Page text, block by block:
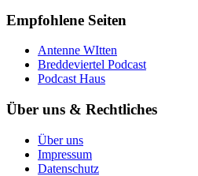
Empfohlene Seiten
Antenne WItten
Breddeviertel Podcast
Podcast Haus
Über uns & Rechtliches
Über uns
Impressum
Datenschutz